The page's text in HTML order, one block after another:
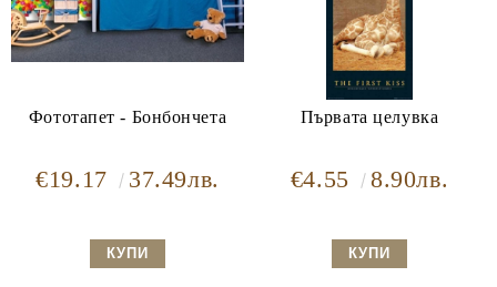
Фототапет - Бонбончета
€19.17 37.49лв.
Първата целувка
€4.55 8.90лв.